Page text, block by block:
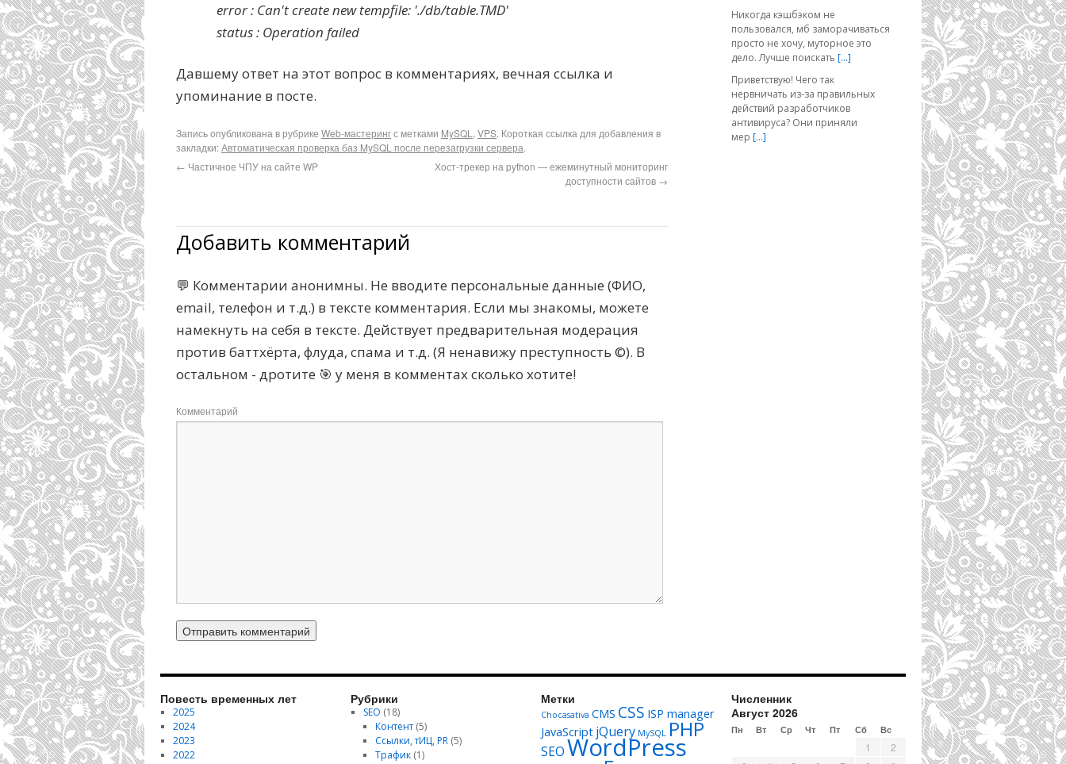
error : Can't create new tempfile: './db/table.TMD'
status : Operation failed
Давшему ответ на этот вопрос в комментариях, вечная ссылка и
упоминание в посте.
Запись опубликована в рубрике Web-мастерингс метками MySQL , VPS. Короткая ссылка для добавления в
закладки:Автоматическая проверка баз MySQL после перезагрузки сервера.
← Частичное ЧПУ на сайте WP
Хост-трекер на python — ежеминутный мониторинг
доступности сайтов →
Добавить комментарий
💬 Комментарии анонимны. Не вводите персональные данные (ФИО,
email, телефон и т.д.) в тексте комментария. Если мы знакомы, можете
намекнуть на себя в тексте. Действует предварительная модерация
против баттхёрта, флуда, спама и т.д. (Я ненавижу преступность ©). В
остальном - дротите 🎯 у меня в комментах сколько хотите!
Комментарий
Никогда кэшбэком не
пользовался, мб заморачиваться
просто не хочу, муторное это
дело. Лучше поискать […]
Приветствую! Чего так
нервничать из-за правильных
действий разработчиков
антивируса? Они приняли
мер […]
Повесть временных лет
2025
2024
2023
2022
Рубрики
SEO (18)
Контент (5)
Ссылки, тИЦ, PR (5)
Трафик (1)
Метки
Chocasativa CMS CSS ISP manager
JavaScript jQuery MySQL PHP
SEOWordPress
Численник
Август 2026
Пн Вт Ср Чт Пт Сб Вс
1
2